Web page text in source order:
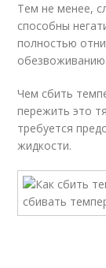
Тем не менее,
способны
полностью
обезвоживанию.
Чем сбить
пережить это
требуется
жидкости.